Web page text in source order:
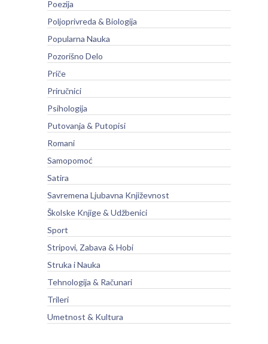
Poezija
Poljoprivreda & Biologija
Popularna Nauka
Pozorišno Delo
Priče
Priručnici
Psihologija
Putovanja & Putopisi
Romani
Samopomoć
Satira
Savremena Ljubavna Književnost
Školske Knjige & Udžbenici
Sport
Stripovi, Zabava & Hobi
Struka i Nauka
Tehnologija & Računari
Trileri
Umetnost & Kultura